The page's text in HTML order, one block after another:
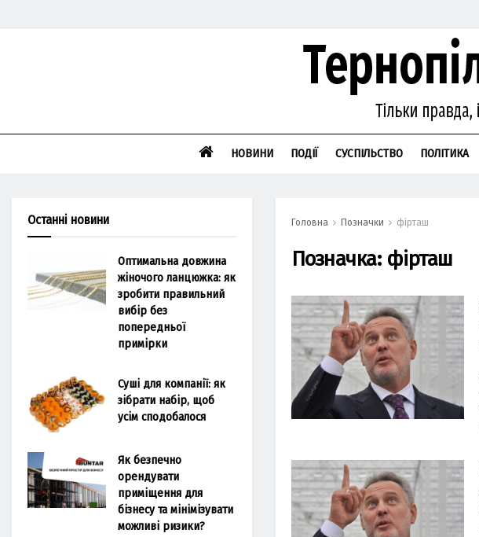
НОВИНИ ПОДІЇ СУСПІЛЬСТВО ПОЛІТИКА
Головна Позначки фірташ
Позначка: фірташ
Останні новини
Оптимальна довжина
жіночого ланцюжка: як
зробити правильний
вибір без
попередньої
примірки
Суші для компанії: як
зібрати набір, щоб
усім сподобалося
Як безпечно
орендувати
приміщення для
бізнесу та мінімізувати
можливі ризики?